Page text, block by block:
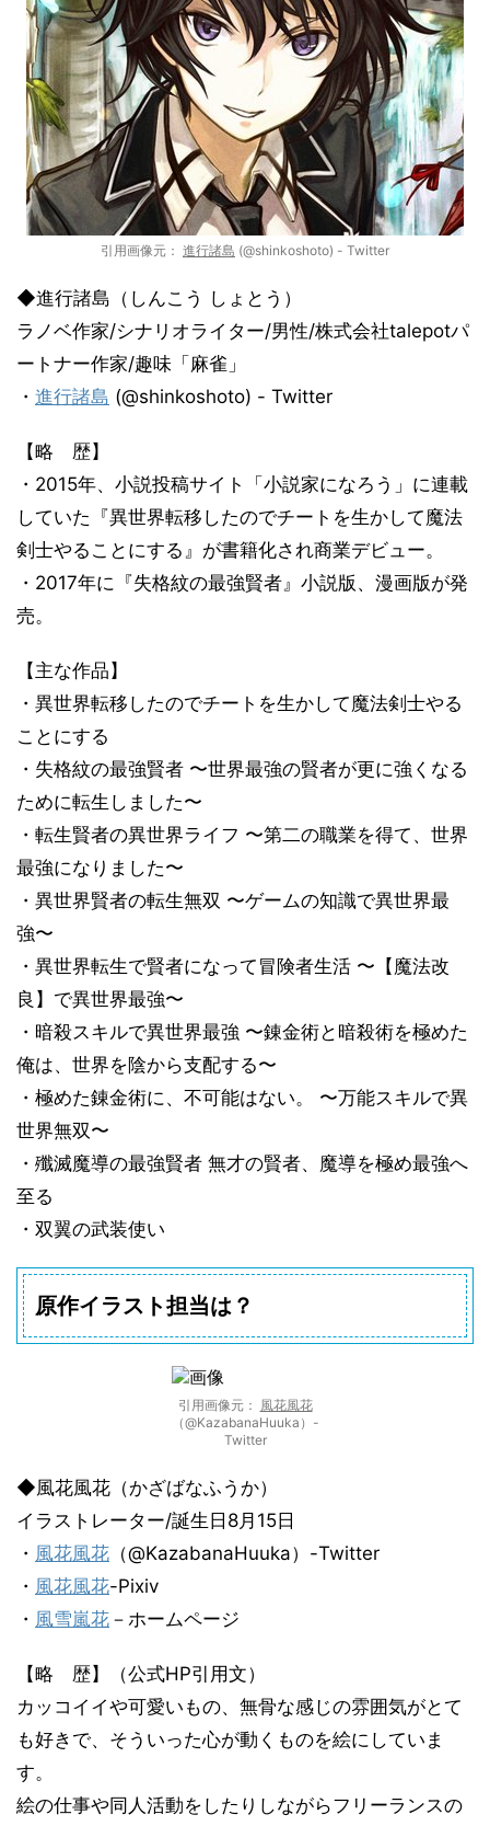
引用画像元： 進行諸島 (@shinkoshoto) - Twitter
◆進行諸島（しんこう しょとう）
ラノベ作家/シナリオライター/男性/株式会社talepotパ
ートナー作家/趣味「麻雀」
・ 進行諸島 (@shinkoshoto) - Twitter
【略 歴】
・2015年、小説投稿サイト「小説家になろう」に連載
していた『異世界転移したのでチートを生かして魔法
剣士やることにする』が書籍化され商業デビュー。
・2017年に『失格紋の最強賢者』小説版、漫画版が発
売。
【主な作品】
・異世界転移したのでチートを生かして魔法剣士やる
ことにする
・失格紋の最強賢者 〜世界最強の賢者が更に強くなる
ために転生しました〜
・転生賢者の異世界ライフ 〜第二の職業を得て、世界
最強になりました〜
・異世界賢者の転生無双 〜ゲームの知識で異世界最
強〜
・異世界転生で賢者になって冒険者生活 〜【魔法改
良】で異世界最強〜
・暗殺スキルで異世界最強 〜錬金術と暗殺術を極めた
俺は、世界を陰から支配する〜
・極めた錬金術に、不可能はない。 〜万能スキルで異
世界無双〜
・殲滅魔導の最強賢者 無才の賢者、魔導を極め最強へ
至る
・双翼の武装使い
原作イラスト担当は？
引用画像元： 風花風花
（@KazabanaHuuka）-
Twitter
◆風花風花（かざばなふうか）
イラストレーター/誕生日8月15日
・ 風花風花 （@KazabanaHuuka）-Twitter
・ 風花風花-Pixiv
・ 風雪嵐花 －ホームページ
【略 歴】（公式HP引用文）
カッコイイや可愛いもの、無骨な感じの雰囲気がとて
も好きで、そういった心が動くものを絵にしていま
す。
絵の仕事や同人活動をしたりしながらフリーランスの